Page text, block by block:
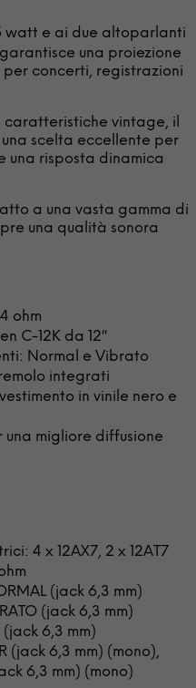
watt e ai due altoparlanti
una proiezione
concerti, registrazioni
caratteristiche vintage, il
una scelta eccellente per
una risposta dinamica
a una vasta gamma di
una qualità sonora
ohm
C-12K da 12″
Normal e Vibrato
integrati
in vinile nero e
migliore diffusione
4 x 12AX7, 2 x 12AT7
(jack 6,3 mm)
(jack 6,3 mm)
(jack 6,3 mm)
(jack 6,3 mm) (mono),
6,3 mm) (mono)